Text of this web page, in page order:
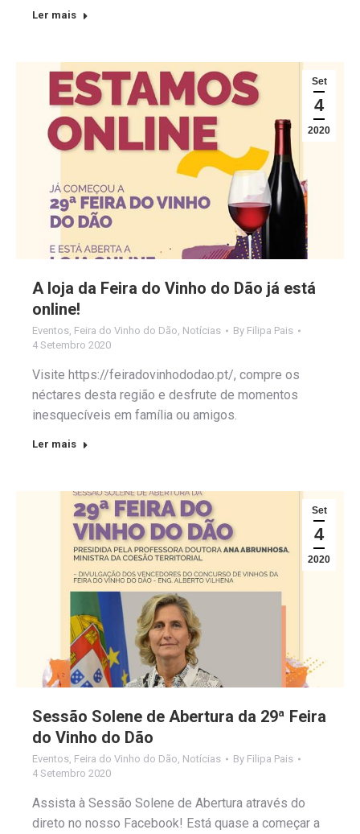
Ler mais
Set
4
2020
A loja da Feira do Vinho do Dão já está
online!
Eventos Feira do Vinho do Dão Notícias By Filipa Pais
4 Setembro 2020
Visite https://feiradovinhododao.pt/, compre os
néctares desta região e desfrute de momentos
inesquecíveis em família ou amigos.
Ler mais
Set
4
2020
Sessão Solene de Abertura da 29ª Feira
do Vinho do Dão
Eventos Feira do Vinho do Dão Notícias By Filipa Pais
4 Setembro 2020
Assista à Sessão Solene de Abertura através do
direto no nosso Facebook! Está quase a começar a